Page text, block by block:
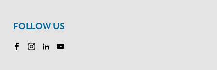
FOLLOW US